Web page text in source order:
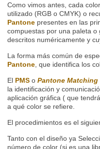
Como vimos antes, cada
utilizado (RGB o CMYK) o
Pantone presentes en las
compuestas por una paleta o
descritos numéricamente y
La forma más común de
Pantone , que identifica los
El PMS o Pantone Matching
la identificación y
aplicación gráfica ( que
a qué color se refiere.
El procedimientos es el
Tanto con el diseño ya
número de color (si es una